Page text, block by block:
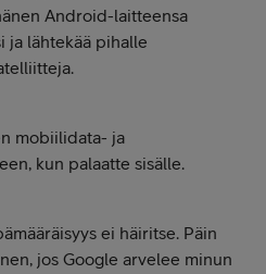
Android-laitteensa
ja lähtekää pihalle
mobiilidata- ja
kun palaatte sisälle.
ei häiritse. Päin
jos Google arvelee minun